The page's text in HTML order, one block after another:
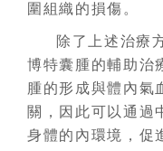
圍組織的損傷。
除了上述治療
博特囊腫的輔助治
腫的形成與體內氣
關，因此可以通過
身體的內環境，促